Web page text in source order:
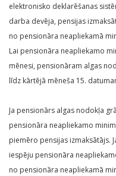
elektronisko deklarēšanas
darba devēja, pensijas
no pensionāra neapliekamā
Lai pensionāra neapliekamo
mēnesi, pensionāram algas
līdz kārtējā mēneša 15.
Ja pensionārs algas nodokļa
pensionāra neapliekamo
piemēro pensijas izmaksātājs.
iespēju pensionāra
no pensionāra neapliekamā